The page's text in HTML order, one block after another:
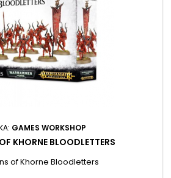
GAMES WORKSHOP
KHORNE BLOODLETTERS
of Khorne Bloodletters